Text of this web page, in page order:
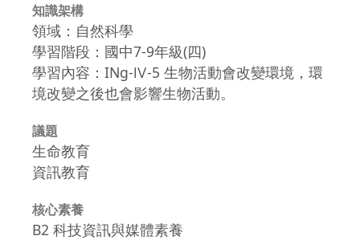
知識架構
領域：自然科學
學習階段：國中7-9年級(四)
學習內容：INg-Ⅳ-5 生物活動會改變環境，環
境改變之後也會影響生物活動。
議題
生命教育
資訊教育
核心素養
B2 科技資訊與媒體素養